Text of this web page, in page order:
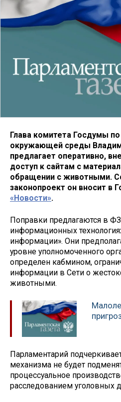
Глава комитета Госдумы
окружающей среды
предлагает оперативно,
доступ к сайтам с
обращении с животными.
законопроект он вносит в
«Новости».
Поправки предлагаются в
информационных
информации». Они
уровне уполномоченного
определен кабмином,
информации в Сети о
животными.
Парламентарий
механизма не будет
процессуальное
расследованием уголовных